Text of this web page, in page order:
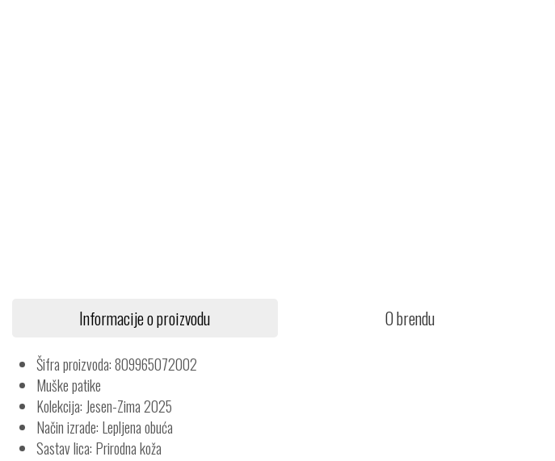
Informacije o proizvodu O brendu
Šifra proizvoda: 809965072002
Muške patike
Kolekcija: Jesen-Zima 2025
Način izrade: Lepljena obuća
Sastav lica: Prirodna koža